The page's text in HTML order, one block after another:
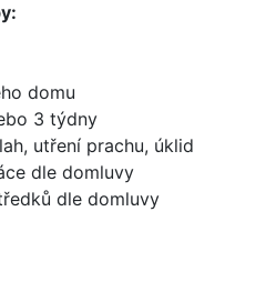
domu
3 týdny
utření prachu, úklid
dle domluvy
dle domluvy